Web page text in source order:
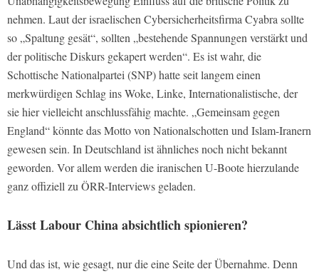
nehmen. Laut der israelischen Cybersicherheitsfirma Cyabra sollte
so „Spaltung gesät“, sollten „bestehende Spannungen verstärkt und
der politische Diskurs gekapert werden“. Es ist wahr, die
Schottische Nationalpartei (SNP) hatte seit langem einen
merkwürdigen Schlag ins Woke, Linke, Internationalistische, der
sie hier vielleicht anschlussfähig machte. „Gemeinsam gegen
England“ könnte das Motto von Nationalschotten und Islam-Iranern
gewesen sein. In Deutschland ist ähnliches noch nicht bekannt
geworden. Vor allem werden die iranischen U-Boote hierzulande
ganz offiziell zu ÖRR-Interviews geladen.
Lässt Labour China absichtlich spionieren?
Und das ist, wie gesagt, nur die eine Seite der Übernahme. Denn